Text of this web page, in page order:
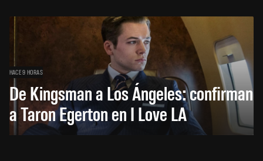
HACE 9 HORAS
De Kingsman a Los Ángeles: confirman
a Taron Egerton en I Love LA